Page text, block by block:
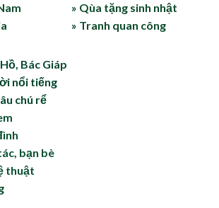
» Qùa tặng sinh nhật
» Tranh quan công
Bác Giáp
nổi tiếng
chú rể
bạn bè
thuật